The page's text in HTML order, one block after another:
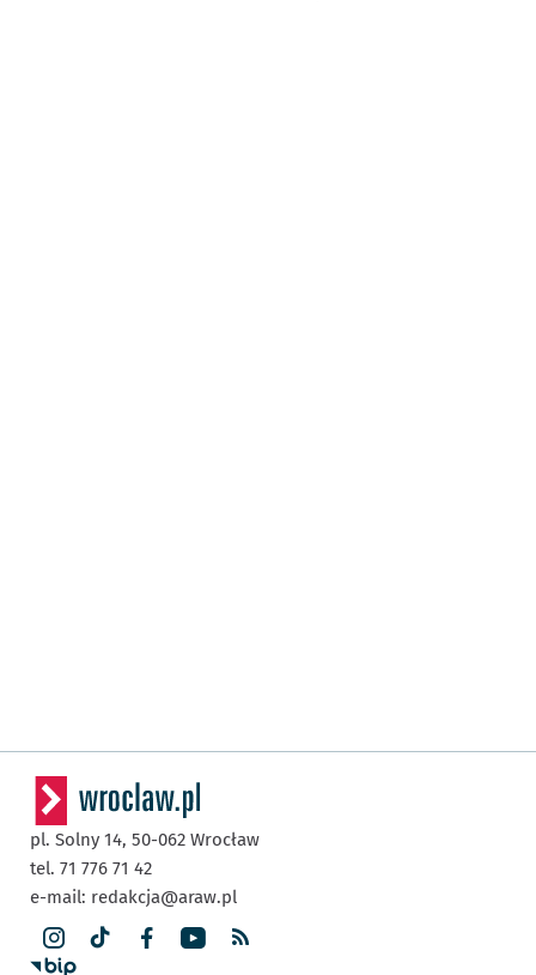
pl. Solny 14, 50-062 Wrocław
tel. 71 776 71 42
e-mail: redakcja@araw.pl